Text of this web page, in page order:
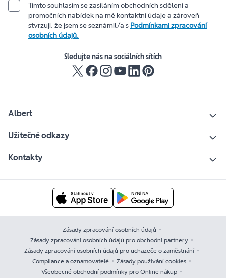
Tímto souhlasím se zasíláním obchodních sdělení a
promočních nabídek na mé kontaktní údaje a zároveň
stvrzuji, že jsem se seznámil/a s Podmínkami zpracování
osobních údajů.
Sledujte nás na sociálních sítích
Albert
Užitečné odkazy
Kontakty
Zásady zpracování osobních údajů
Zásady zpracování osobních údajů pro obchodní partnery
Zásady zpracování osobních údajů pro uchazeče o zaměstnání
Compliance a oznamovatelé
Zásady používání cookies
Všeobecné obchodní podmínky pro Online nákup